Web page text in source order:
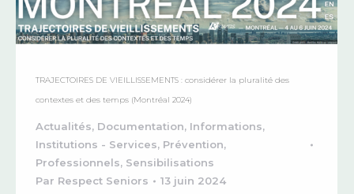
TRAJECTOIRES DE VIEILLISSEMENTS : considérer la pluralité des
contextes et des temps (Montréal 2024)
Actualités, Documentation, Informations,
Institutions - Services, Prévention,
Professionnels, Sensibilisations
Par Respect Seniors 13 juin 2024